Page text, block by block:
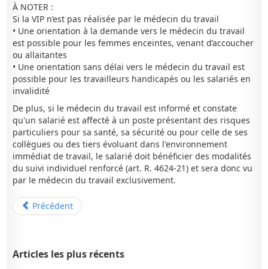
À NOTER :
Si la VIP n’est pas réalisée par le médecin du travail
• Une orientation à la demande vers le médecin du travail
est possible pour les femmes enceintes, venant d’accoucher
ou allaitantes
• Une orientation sans délai vers le médecin du travail est
possible pour les travailleurs handicapés ou les salariés en
invalidité
De plus, si le médecin du travail est informé et constate
qu'un salarié est affecté à un poste présentant des risques
particuliers pour sa santé, sa sécurité ou pour celle de ses
collègues ou des tiers évoluant dans l'environnement
immédiat de travail, le salarié doit bénéficier des modalités
du suivi individuel renforcé (art. R. 4624-21) et sera donc vu
par le médecin du travail exclusivement.
Précédent
Articles les plus récents